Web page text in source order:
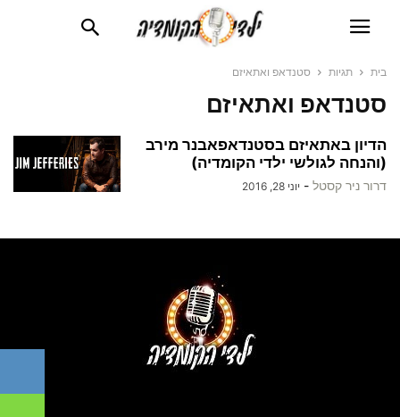
בית תגיות סטנדאפ ואתאיזם
סטנדאפ ואתאיזם
הדיון באתאיזם בסטנדאפאבנר מירב
(והנחה לגולשי ילדי הקומדיה)
דרור ניר קסטל - יוני 28, 2016